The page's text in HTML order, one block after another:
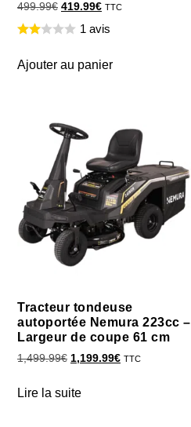
499.99€ 419.99€ TTC
1 avis
Ajouter au panier
Tracteur tondeuse
autoportée Nemura 223cc –
Largeur de coupe 61 cm
1,499.99€ 1,199.99€ TTC
Lire la suite